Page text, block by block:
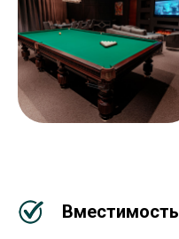
Вместимость